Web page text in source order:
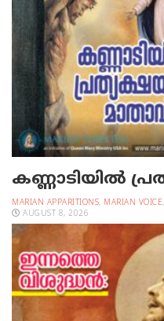
കണ്ണാടിയില്‍
MARIAN APPARITIONS, MARIAN VOICE,
AUGUST 8, 2026